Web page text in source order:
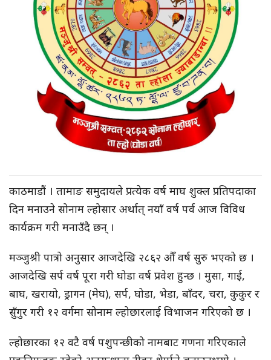
काठमाडौं । तामाङ समुदायले प्रत्येक वर्ष माघ शुक्ल प्रतिपदाका
दिन मनाउने सोनाम ल्होसार अर्थात् नयाँ वर्ष पर्व आज विविध
कार्यक्रम गरी मनाउँदै छन् ।
मञ्जुश्री पात्रो अनुसार आजदेखि २८६२ औँ वर्ष सुरु भएको छ ।
आजदेखि सर्प वर्ष पूरा गरी घोडा वर्ष प्रवेश हुन्छ । मुसा, गाई,
बाघ, खरायो, ड्रागन (मेघ), सर्प, घोडा, भेडा, बाँदर, चरा, कुकुर र
सुँगुर गरी १२ वर्गमा सोनाम ल्होछारलाई विभाजन गरिएको छ ।
ल्होछारका १२ वटै वर्ष पशुपन्छीको नामबाट गणना गरिएकाले